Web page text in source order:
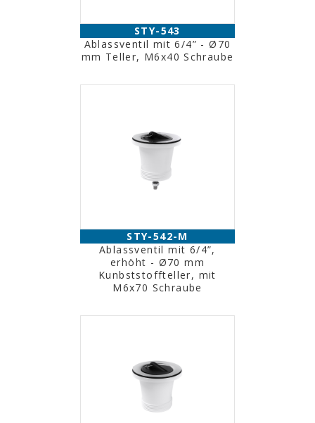
STY-543
Ablassventil mit 6/4” - Ø70
mm Teller, M6x40 Schraube
STY-542-M
Ablassventil mit 6/4”,
erhöht - Ø70 mm
Kunbststoffteller, mit
M6x70 Schraube